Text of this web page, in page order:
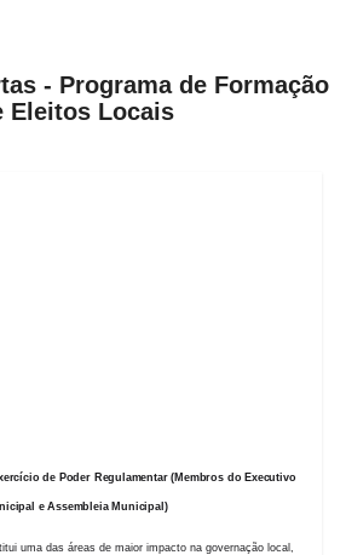
- Programa de Formação
Eleitos Locais
de Poder Regulamentar (Membros do Executivo
e Assembleia Municipal)
uma das áreas de maior impacto na governação local,